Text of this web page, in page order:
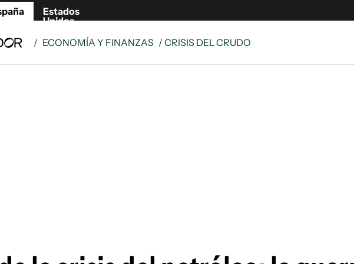
Estados
Unidos
/ ECONOMÍA Y FINANZAS / CRISIS DEL CRUDO